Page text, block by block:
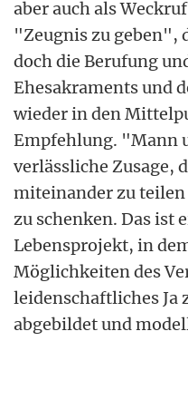
aber auch als
"Zeugnis zu geben",
doch die Berufung
Ehesakraments und
wieder in den
Empfehlung. "Mann
verlässliche Zusage,
miteinander zu teilen
zu schenken. Das ist
Lebensprojekt, in
Möglichkeiten des
leidenschaftliches Ja
abgebildet und